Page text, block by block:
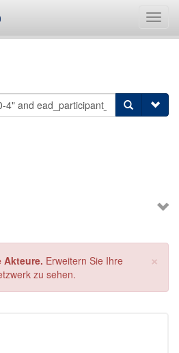
×
Akteure. Erweitern Sie Ihre
zu sehen.